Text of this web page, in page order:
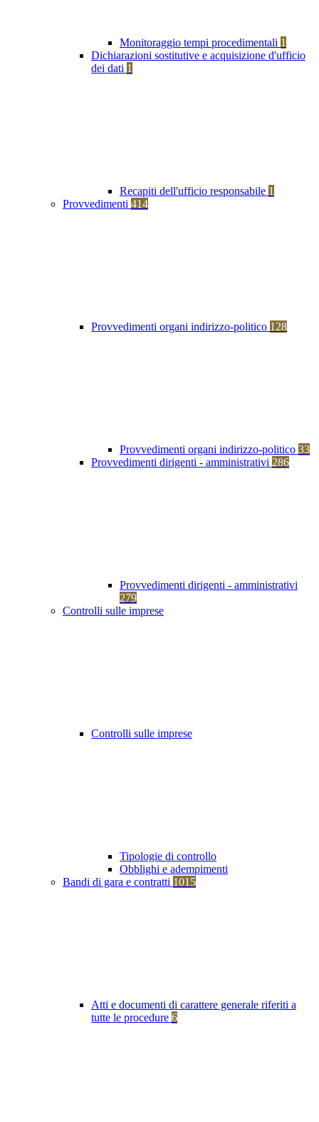
Monitoraggio tempi procedimentali 1
Dichiarazioni sostitutive e acquisizione d'ufficio
dei dati 1
Recapiti dell'ufficio responsabile 1
Provvedimenti 414
Provvedimenti organi indirizzo-politico 128
Provvedimenti organi indirizzo-politico 33
Provvedimenti dirigenti - amministrativi 286
Provvedimenti dirigenti - amministrativi
279
Controlli sulle imprese
Controlli sulle imprese
Tipologie di controllo
Obblighi e adempimenti
Bandi di gara e contratti 1015
Atti e documenti di carattere generale riferiti a
tutte le procedure 6